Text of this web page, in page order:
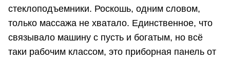
стеклоподъемники. Роскошь, одним словом,
только массажа не хватало. Единственное, что
связывало машину с пусть и богатым, но всё
таки рабочим классом, это приборная панель от